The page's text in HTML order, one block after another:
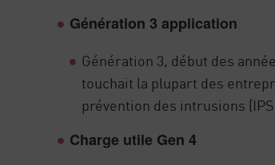
Génération 3 application
Génération 3, début des
touchait la plupart des
prévention des intrusions
Charge utile Gen 4